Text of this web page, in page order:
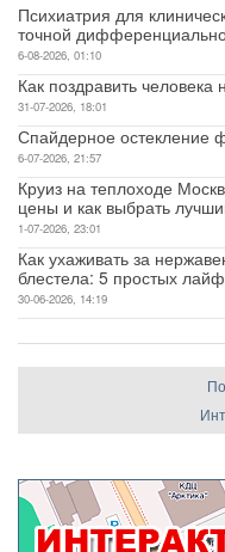
Психиатрия для
точной
6-08-2026, 01:10
Как поздравить
31-07-2026, 18:01
Спайдерное остекление
6-07-2026, 21:57
Круиз на теплоходе
цены и как выбрать
1-07-2026, 23:01
Как ухаживать за
блестела: 5 простых
30-06-2026, 14:19